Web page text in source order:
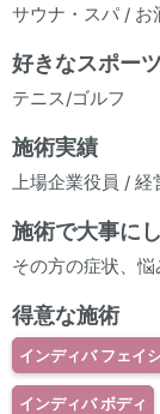
サウナ・スパ / お
好きなスポーツ
テニス/ゴルフ
施術実績
上場企業役員 /
施術で大事に
その方の症状、悩
得意な施術
インディバ フェイ
インディバ ボディ